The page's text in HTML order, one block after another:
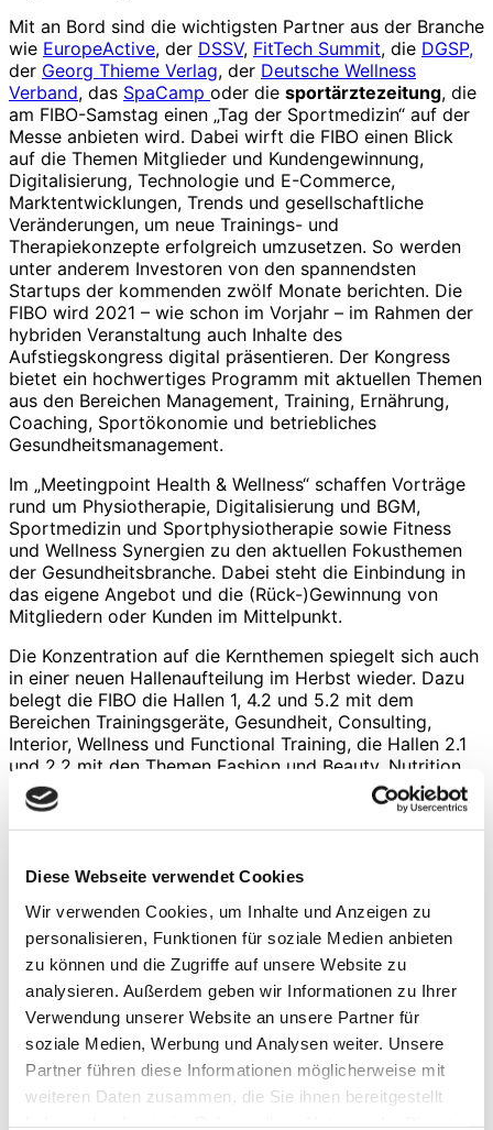
Diese Webseite verwendet Cookies
Wir verwenden Cookies, um Inhalte und Anzeigen zu
personalisieren, Funktionen für soziale Medien anbieten
zu können und die Zugriffe auf unsere Website zu
analysieren. Außerdem geben wir Informationen zu Ihrer
Verwendung unserer Website an unsere Partner für
soziale Medien, Werbung und Analysen weiter. Unsere
Partner führen diese Informationen möglicherweise mit
weiteren Daten zusammen, die Sie ihnen bereitgestellt
Mit an Bord sind die wichtigsten Partner aus der Branche
wie EuropeActive, der DSSV, FitTech Summit, die DGSP,
der Georg Thieme Verlag, der Deutsche Wellness
Verband, das SpaCamp oder die sportärztezeitung, die
am FIBO-Samstag einen „Tag der Sportmedizin“ auf der
Messe anbieten wird. Dabei wirft die FIBO einen Blick
auf die Themen Mitglieder und Kundengewinnung,
Digitalisierung, Technologie und E-Commerce,
Marktentwicklungen, Trends und gesellschaftliche
Veränderungen, um neue Trainings- und
Therapiekonzepte erfolgreich umzusetzen. So werden
unter anderem Investoren von den spannendsten
Startups der kommenden zwölf Monate berichten. Die
FIBO wird 2021 – wie schon im Vorjahr – im Rahmen der
hybriden Veranstaltung auch Inhalte des
Aufstiegskongress digital präsentieren. Der Kongress
bietet ein hochwertiges Programm mit aktuellen Themen
aus den Bereichen Management, Training, Ernährung,
Coaching, Sportökonomie und betriebliches
Gesundheitsmanagement.
Im „Meetingpoint Health & Wellness“ schaffen Vorträge
rund um Physiotherapie, Digitalisierung und BGM,
Sportmedizin und Sportphysiotherapie sowie Fitness
und Wellness Synergien zu den aktuellen Fokusthemen
der Gesundheitsbranche. Dabei steht die Einbindung in
das eigene Angebot und die (Rück-)Gewinnung von
Mitgliedern oder Kunden im Mittelpunkt.
Die Konzentration auf die Kernthemen spiegelt sich auch
in einer neuen Hallenaufteilung im Herbst wieder. Dazu
belegt die FIBO die Hallen 1, 4.2 und 5.2 mit dem
Bereichen Trainingsgeräte, Gesundheit, Consulting,
Interior, Wellness und Functional Training, die Hallen 2.1
und 2.2 mit den Themen Fashion und Beauty, Nutrition,
Group Fitness und Bodybuilding. Für Fitnessbegeisterte
stehen Konzepte rund um Ernährung, Athletik, Lifestyle
und Gesundheit im Fokus. Auch die Möglichkeit, Geräte
Stars und Athleten zu treffen, wird nicht fehlen.
Den Auftakt für die FIBO gibt das European Health
Futures Forum (EHFF). Der international wichtigste
Kongress für die Top-Entscheider der Fitnessbranche
findet am 3. November statt. Interaktive Sessions mit
hochkarätigen europäischen und internationalen
Referenten behandeln die Bereiche Gesundheit, Digitales,
Community und Standards. Zudem werden aktuelle
Marktdaten zum Stand der Branche nach Corona